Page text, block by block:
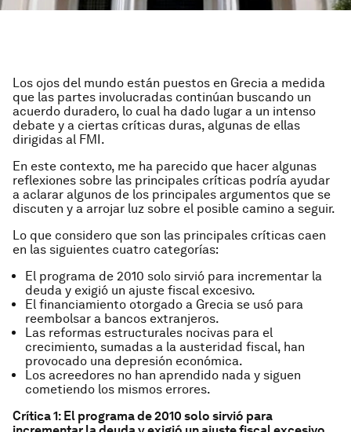
Los ojos del mundo están puestos en Grecia a medida
que las partes involucradas continúan buscando un
acuerdo duradero, lo cual ha dado lugar a un intenso
debate y a ciertas críticas duras, algunas de ellas
dirigidas al FMI.
En este contexto, me ha parecido que hacer algunas
reflexiones sobre las principales críticas podría ayudar
a aclarar algunos de los principales argumentos que se
discuten y a arrojar luz sobre el posible camino a seguir.
Lo que considero que son las principales críticas caen
en las siguientes cuatro categorías:
El programa de 2010 solo sirvió para incrementar la
deuda y exigió un ajuste fiscal excesivo.
El financiamiento otorgado a Grecia se usó para
reembolsar a bancos extranjeros.
Las reformas estructurales nocivas para el
crecimiento, sumadas a la austeridad fiscal, han
provocado una depresión económica.
Los acreedores no han aprendido nada y siguen
cometiendo los mismos errores.
Crítica 1: El programa de 2010 solo sirvió para